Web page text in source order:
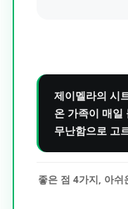
제이멜라의 시
온 가족이 매일
무난함으로 고
좋은 점 4가지, 아쉬